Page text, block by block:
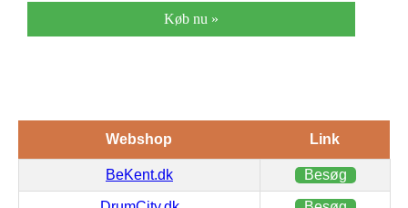
Køb nu »
Webshop Link
BeKent.dk Besøg